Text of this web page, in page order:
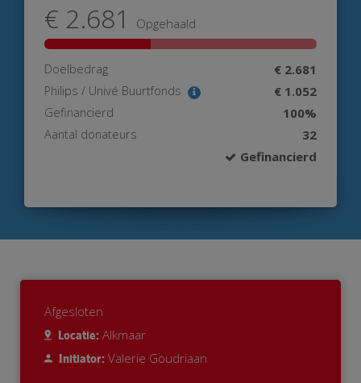
€ 2.681 Opgehaald
Doelbedrag € 2.681
Philips / Univé Buurtfonds € 1.052
Gefinancierd 100%
Aantal donateurs
32
Gefinancierd
Afgesloten
Locatie: Alkmaar
Initiator: Valerie Goudriaan